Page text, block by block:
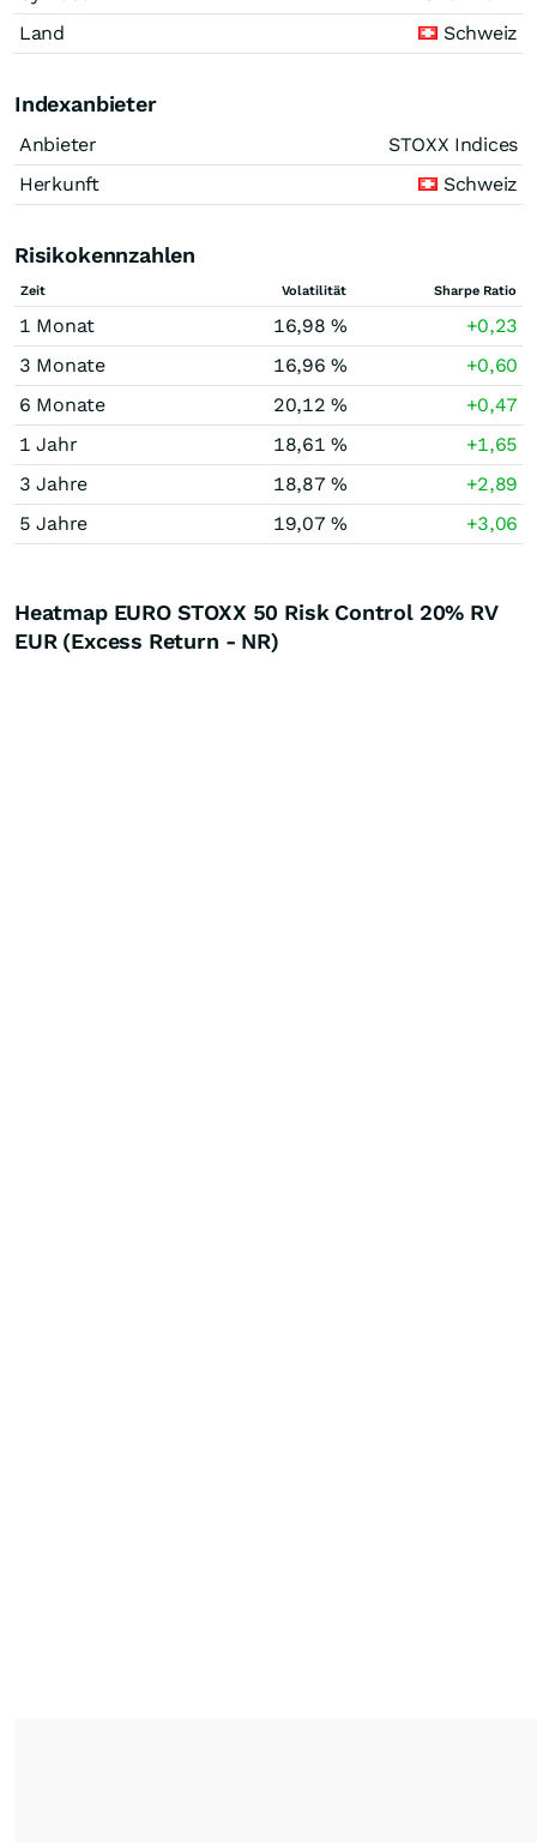
Land
Schweiz
Indexanbieter
Anbieter
STOXX Indices
Herkunft
Schweiz
Risikokennzahlen
Zeit Volatilität Sharpe Ratio
1 Monat 16,98 %
+0,23
3 Monate
16,96 %
+0,60
6 Monate
20,12 %
+0,47
1 Jahr
18,61 %
+1,65
3 Jahre
18,87 %
+2,89
5 Jahre
19,07 % +3,06
Heatmap EURO STOXX 50 Risk Control 20% RV
EUR (Excess Return - NR)